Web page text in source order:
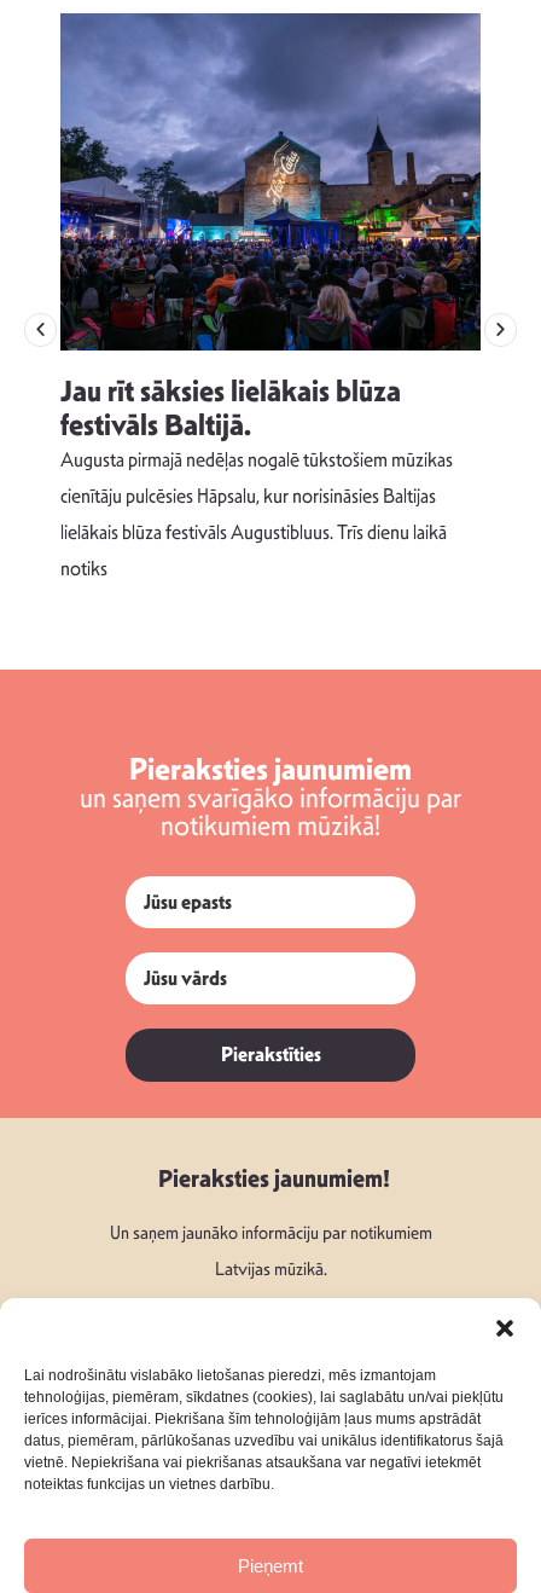
Lai nodrošinātu vislabāko lietošanas pieredzi, mēs izmantojam
tehnoloģijas, piemēram, sīkdatnes (cookies), lai saglabātu un/vai piekļūtu
ierīces informācijai. Piekrišana šīm tehnoloģijām ļaus mums apstrādāt
datus, piemēram, pārlūkošanas uzvedību vai unikālus identifikatorus šajā
vietnē. Nepiekrišana vai piekrišanas atsaukšana var negatīvi ietekmēt
noteiktas funkcijas un vietnes darbību.
Pieņemt
Jau rīt sāksies lielākais blūza
festivāls Baltijā.
Augusta pirmajā nedēļas nogalē tūkstošiem mūzikas
cienītāju pulcēsies Hāpsalu, kur norisināsies Baltijas
lielākais blūza festivāls Augustibluus. Trīs dienu laikā
notiks
Pieraksties jaunumiem
un saņem svarīgāko informāciju par
notikumiem mūzikā!
Pierakstīties
Pieraksties jaunumiem!
Un saņem jaunāko informāciju par notikumiem
Latvijas mūzikā.
Seko mums: